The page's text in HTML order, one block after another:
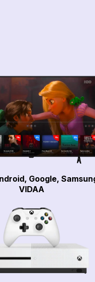
Google,
VIDAA